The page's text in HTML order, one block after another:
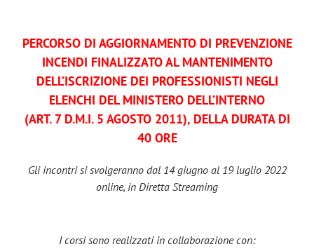
PERCORSO DI AGGIORNAMENTO DI PREVENZIONE
INCENDI FINALIZZATO AL MANTENIMENTO
DELL’ISCRIZIONE DEI PROFESSIONISTI NEGLI
ELENCHI DEL MINISTERO DELL’INTERNO
(ART. 7 D.M.I. 5 AGOSTO 2011), DELLA DURATA DI
40 ORE
Gli incontri si svolgeranno dal 14 giugno al 19 luglio 2022
online, in Diretta Streaming
I corsi sono realizzati in collaborazione con: